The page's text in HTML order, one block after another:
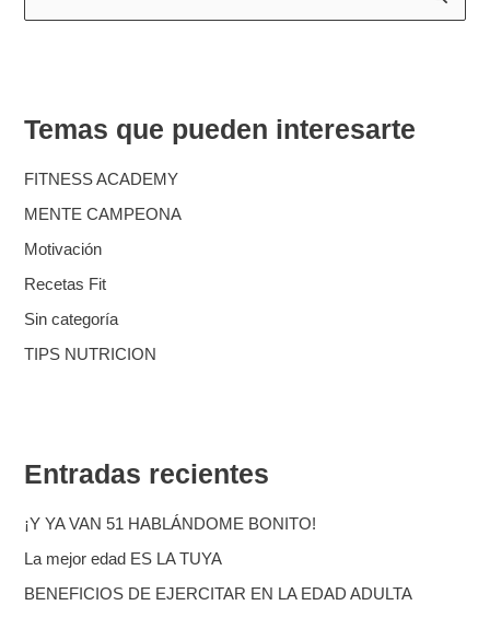
a
p
o
r
:
Temas que pueden interesarte
FITNESS ACADEMY
MENTE CAMPEONA
Motivación
Recetas Fit
Sin categoría
TIPS NUTRICION
Entradas recientes
¡Y YA VAN 51 HABLÁNDOME BONITO!
La mejor edad ES LA TUYA
BENEFICIOS DE EJERCITAR EN LA EDAD ADULTA